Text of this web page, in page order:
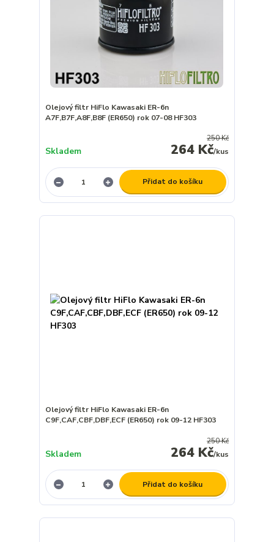
Olejový filtr HiFlo Kawasaki ER-6n
A7F,B7F,A8F,B8F (ER650) rok 07-08 HF303
250 Kč
264 Kč/kus
Skladem
Přidat do košíku
Olejový filtr HiFlo Kawasaki ER-6n
C9F,CAF,CBF,DBF,ECF (ER650) rok 09-12 HF303
250 Kč
264 Kč/kus
Skladem
Přidat do košíku